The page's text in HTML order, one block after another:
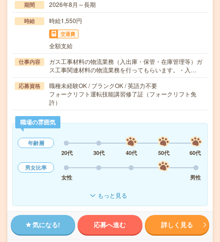
期間 2026年8月～長期
時給 時給1,550円
交通費
全額支給
仕事内容
ガス工事材料の物流業務（入出庫・保管・在庫管理等）ガ
ス工事関連材料の物流業務を行ってもらいます。・入…
応募資格
職種未経験OK / ブランクOK / 英語力不要
フォークリフト運転技能講習修了証（フォークリフト免
許）
職場の雰囲気
年齢層
20代
30代 40代 50代
60代
男女比率
女性
男性
もっと見る
気になる! 応募へ進む 詳しく見る